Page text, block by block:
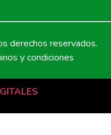
derechos reservados.
y condiciones